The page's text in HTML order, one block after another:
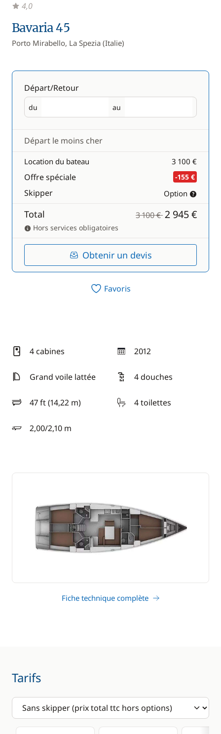
Bavaria 45
Porto Mirabello, La Spezia (Italie)
4,0
Départ/Retour
du
Départ au
Retour
Départ le moins cher
Location du bateau 3 100 €
Offre spéciale -155 €
Skipper Option
Total 3 100 €2 945 €
Hors services obligatoires
Obtenir un devis
Favoris
4 cabines 2012
année
Grand voile lattée
4 douches
47 ft (14,22 m)
longueur 4 toilettes
2,00/2,10 m
tirant d'eau
Fiche technique complète
Tarifs